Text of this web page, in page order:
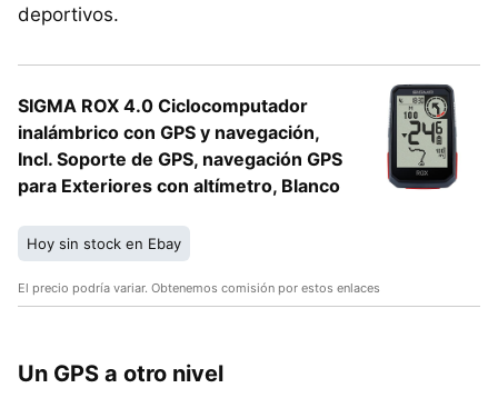
deportivos.
SIGMA ROX 4.0 Ciclocomputador
inalámbrico con GPS y navegación,
Incl. Soporte de GPS, navegación GPS
para Exteriores con altímetro, Blanco
Hoy sin stock en Ebay
El precio podría variar. Obtenemos comisión por estos enlaces
Un GPS a otro nivel